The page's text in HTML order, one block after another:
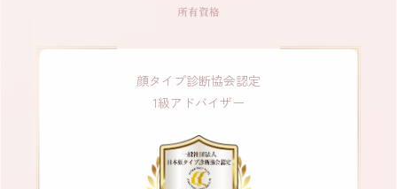
所有資格
顔タイプ診断協会認定
1級アドバイザー